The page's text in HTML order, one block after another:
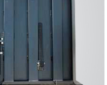
installations nécessitant une
nettoyage